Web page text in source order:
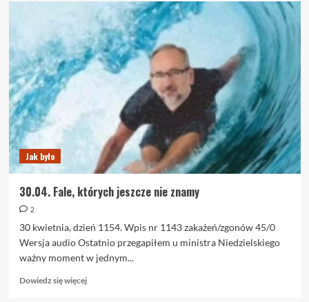
7.06.
Obyczajki,
czyli
kura
spisana
sporcie
kobiecym
Jak było
30.04. Fale, których jeszcze nie znamy
2
30 kwietnia, dzień 1154. Wpis nr 1143 zakażeń/zgonów 45/0
Wersja audio Ostatnio przegapiłem u ministra Niedzielskiego
ważny moment w jednym...
Dowiedz się więcejDowiedz